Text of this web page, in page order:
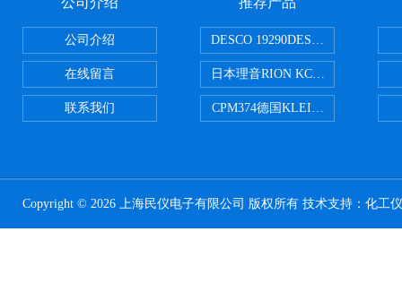
公司介绍
在线留言
联系我们
DESCO 19290DESCO 19290重锤
日本理音RION KC-51/KC-52便携
CPM374德国KLEINWAECHTER
Copyright © 2026 上海民仪电子有限公司 版权所有 技术支持： 化工